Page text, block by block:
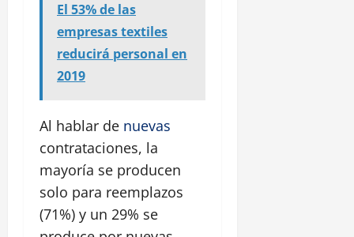
El 53% de las
empresas textiles
reducirá personal en
2019
Al hablar de nuevas
contrataciones, la
mayoría se producen
solo para reemplazos
(71%) y un 29% se